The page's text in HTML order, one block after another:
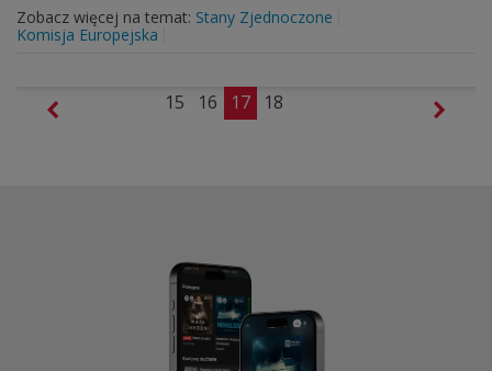
Zobacz więcej na temat: Stany Zjednoczone
Komisja Europejska
15 16 17 18